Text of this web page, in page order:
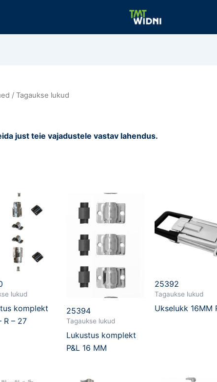
/ Tagaukse lukud
just teie vajadustele vastav lahendus.
lukud
komplekt
R – 27
25394
Tagaukse lukud
Lukustus komplekt
P&L 16 MM
25392
Tagaukse lukud
Ukselukk 16MM